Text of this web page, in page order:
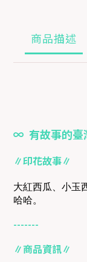
商品描述
∞ 有故事的
∥印花故事∥
大紅西瓜、小玉
哈哈。
-------
∥商品資訊∥